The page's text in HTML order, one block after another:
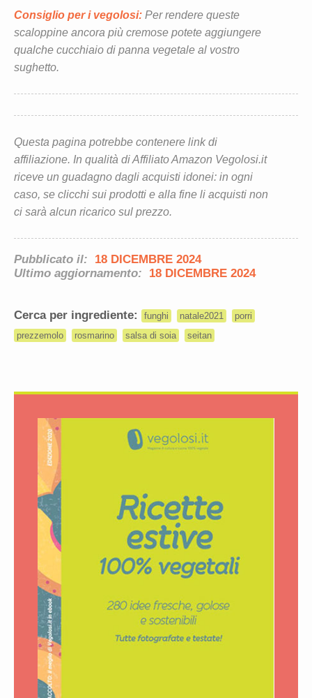
Consiglio per i vegolosi: Per rendere queste
scaloppine ancora più cremose potete aggiungere
qualche cucchiaio di panna vegetale al vostro
sughetto.
Questa pagina potrebbe contenere link di
affiliazione. In qualità di Affiliato Amazon Vegolosi.it
riceve un guadagno dagli acquisti idonei: in ogni
caso, se clicchi sui prodotti e alla fine li acquisti non
ci sarà alcun ricarico sul prezzo.
Pubblicato il:
18 DICEMBRE 2024
Ultimo aggiornamento:
18 DICEMBRE 2024
Cerca per ingrediente: funghi natale2021
porri
prezzemolo
rosmarino salsa di soia seitan